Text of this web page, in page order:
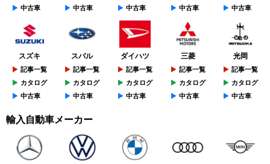
中古車
中古車
中古車
中古車
中古車
スズキ
記事一覧
カタログ
中古車
スバル
記事一覧
カタログ
中古車
ダイハツ
記事一覧
カタログ
中古車
三菱
記事一覧
カタログ
中古車
光岡
記事一覧
カタログ
中古車
輸入自動車メーカー